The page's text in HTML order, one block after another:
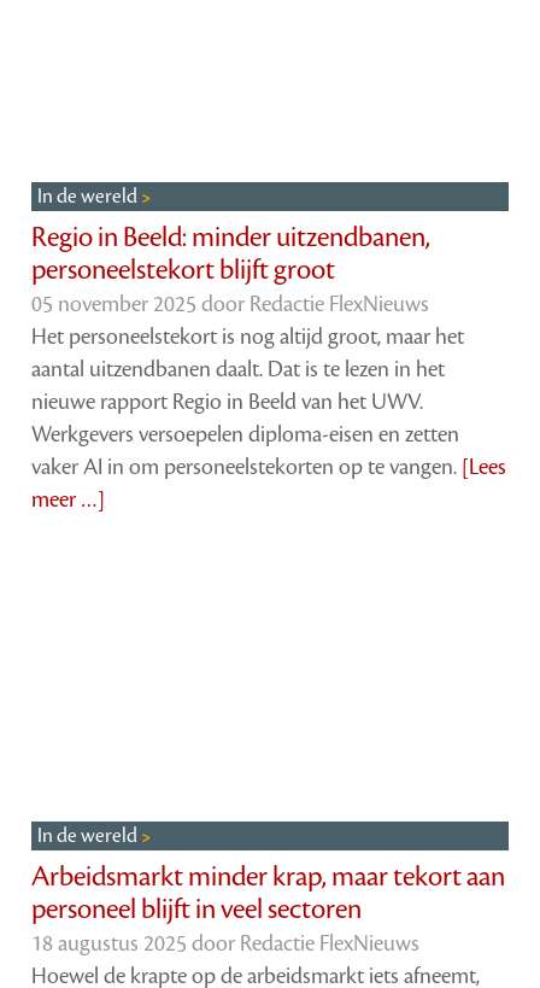
In de wereld
Regio in Beeld: minder uitzendbanen,
personeelstekort blijft groot
05 november 2025 door Redactie FlexNieuws
Het personeelstekort is nog altijd groot, maar het
aantal uitzendbanen daalt. Dat is te lezen in het
nieuwe rapport Regio in Beeld van het UWV.
Werkgevers versoepelen diploma-eisen en zetten
vaker AI in om personeelstekorten op te vangen. [Lees
meer …]
In de wereld
Arbeidsmarkt minder krap, maar tekort aan
personeel blijft in veel sectoren
18 augustus 2025 door Redactie FlexNieuws
Hoewel de krapte op de arbeidsmarkt iets afneemt,